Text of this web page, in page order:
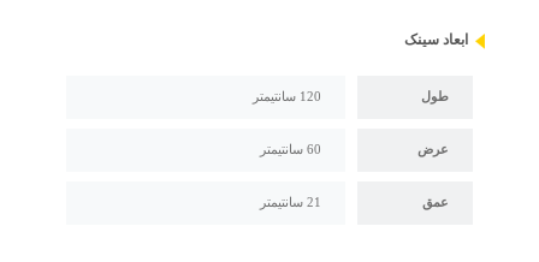
ابعاد سینک
طول 120 سانتیمتر
عرض 60 سانتیمتر
عمق 21 سانتیمتر